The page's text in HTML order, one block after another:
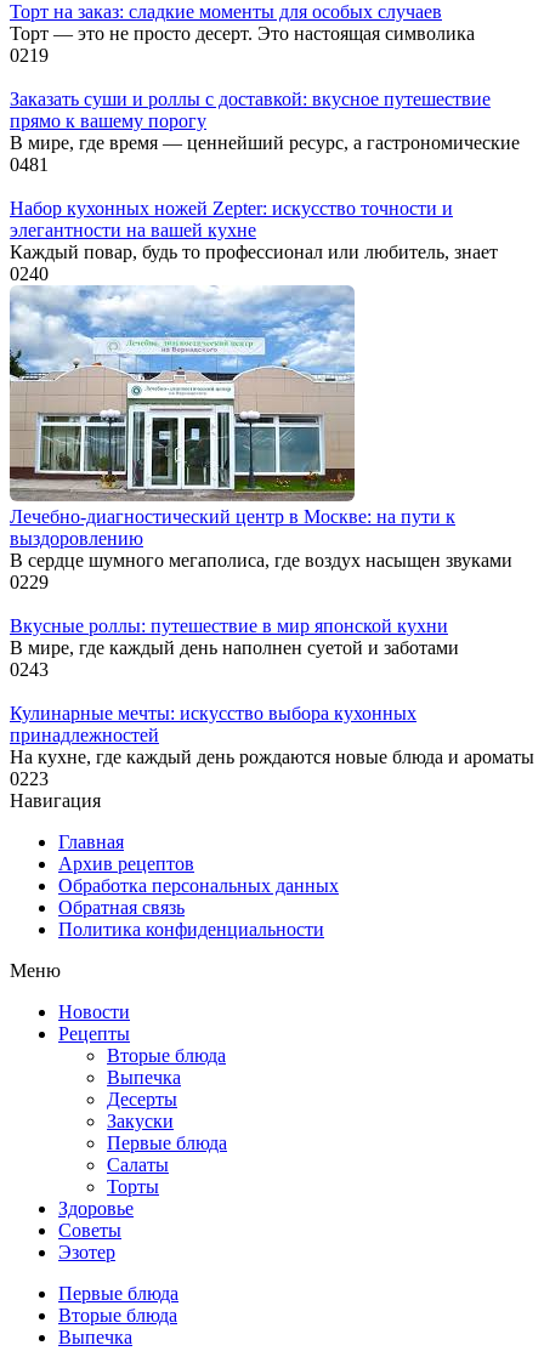
Торт на заказ: сладкие моменты для особых случаев
Торт — это не просто десерт. Это настоящая символика
0219
Заказать суши и роллы с доставкой: вкусное путешествие
прямо к вашему порогу
В мире, где время — ценнейший ресурс, а гастрономические
0481
Набор кухонных ножей Zepter: искусство точности и
элегантности на вашей кухне
Каждый повар, будь то профессионал или любитель, знает
0240
Лечебно-диагностический центр в Москве: на пути к
выздоровлению
В сердце шумного мегаполиса, где воздух насыщен звуками
0229
Вкусные роллы: путешествие в мир японской кухни
В мире, где каждый день наполнен суетой и заботами
0243
Кулинарные мечты: искусство выбора кухонных
принадлежностей
На кухне, где каждый день рождаются новые блюда и ароматы
0223
Навигация
Главная
Архив рецептов
Обработка персональных данных
Обратная связь
Политика конфиденциальности
Меню
Новости
Рецепты
Вторые блюда
Выпечка
Десерты
Закуски
Первые блюда
Салаты
Торты
Здоровье
Советы
Эзотер
Первые блюда
Вторые блюда
Выпечка